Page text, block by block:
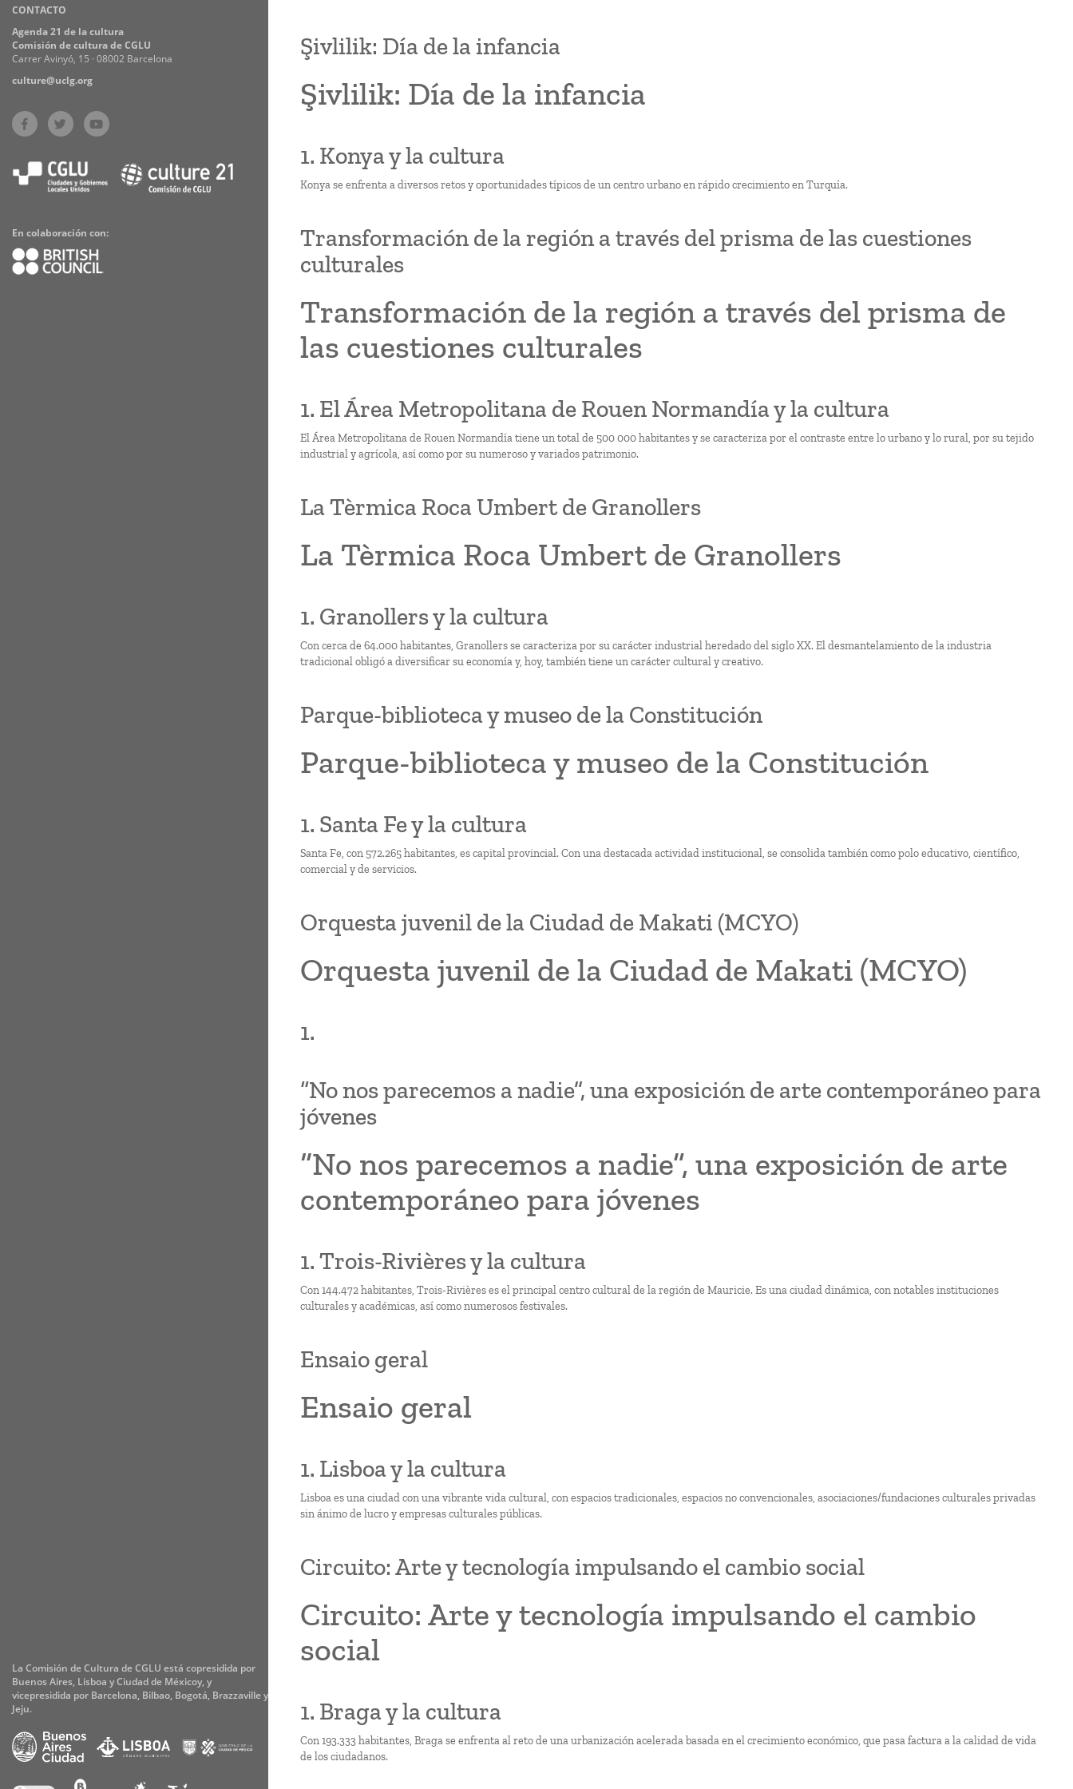
Practices
CONTACTO
Agenda 21 de la cultura
Comisión de cultura de CGLU
Carrer Avinyó, 15 · 08002 Barcelona
culture@uclg.org
La Comisión de Cultura de CGLU está copresidida por
Buenos Aires, Lisboa y Ciudad de Méxicoy, y
vicepresidida por Barcelona, Bilbao, Bogotá, Brazzaville y
Jeju.
En colaboración con:
Şivlilik: Día de la infancia
Şivlilik: Día de la infancia
1. Konya y la cultura
Konya se enfrenta a diversos retos y oportunidades típicos de un centro urbano en rápido crecimiento en Turquía.
Transformación de la región a través del prisma de las cuestiones
culturales
Transformación de la región a través del prisma de
las cuestiones culturales
1. El Área Metropolitana de Rouen Normandía y la cultura
El Área Metropolitana de Rouen Normandía tiene un total de 500 000 habitantes y se caracteriza por el contraste entre lo urbano y lo rural, por su tejido
industrial y agrícola, así como por su numeroso y variados patrimonio.
La Tèrmica Roca Umbert de Granollers
La Tèrmica Roca Umbert de Granollers
1. Granollers y la cultura
Con cerca de 64.000 habitantes, Granollers se caracteriza por su carácter industrial heredado del siglo XX. El desmantelamiento de la industria
tradicional obligó a diversificar su economía y, hoy, también tiene un carácter cultural y creativo.
Parque-biblioteca y museo de la Constitución
Parque-biblioteca y museo de la Constitución
1. Santa Fe y la cultura
Santa Fe, con 572.265 habitantes, es capital provincial. Con una destacada actividad institucional, se consolida también como polo educativo, científico,
comercial y de servicios.
Orquesta juvenil de la Ciudad de Makati (MCYO)
Orquesta juvenil de la Ciudad de Makati (MCYO)
1.
“No nos parecemos a nadie”, una exposición de arte contemporáneo para
jóvenes
“No nos parecemos a nadie”, una exposición de arte
contemporáneo para jóvenes
1. Trois-Rivières y la cultura
Con 144.472 habitantes, Trois-Rivières es el principal centro cultural de la región de Mauricie. Es una ciudad dinámica, con notables instituciones
culturales y académicas, así como numerosos festivales.
Ensaio geral
Ensaio geral
1. Lisboa y la cultura
Lisboa es una ciudad con una vibrante vida cultural, con espacios tradicionales, espacios no convencionales, asociaciones/fundaciones culturales privadas
sin ánimo de lucro y empresas culturales públicas.
Circuito: Arte y tecnología impulsando el cambio social
Circuito: Arte y tecnología impulsando el cambio
social
1. Braga y la cultura
Con 193.333 habitantes, Braga se enfrenta al reto de una urbanización acelerada basada en el crecimiento económico, que pasa factura a la calidad de vida
de los ciudadanos.